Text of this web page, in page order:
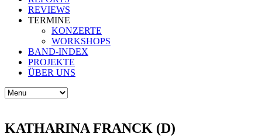
REVIEWS
TERMINE
KONZERTE
WORKSHOPS
BAND-INDEX
PROJEKTE
ÜBER UNS
KATHARINA FRANCK (D)